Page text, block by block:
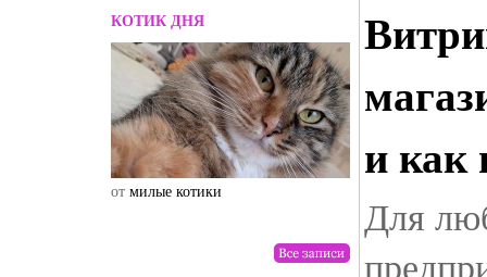
КОТИК ДНЯ
от милые котики
и как
Для